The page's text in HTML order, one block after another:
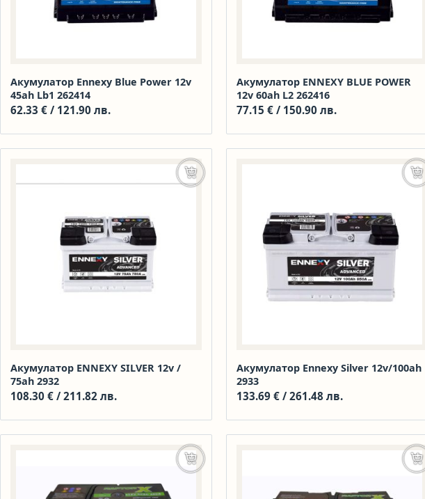
Акумулатор Ennexy Blue Power 12v
45ah Lb1 262414
62.33 € / 121.90 лв.
Акумулатор ENNEXY BLUE POWER
12v 60ah L2 262416
77.15 € / 150.90 лв.
Акумулатор ENNEXY SILVER 12v /
75ah 2932
108.30 € / 211.82 лв.
Добавяне в количката
Акумулатор Ennexy Silver 12v/100ah
2933
133.69 € / 261.48 лв.
Добавяне в количката